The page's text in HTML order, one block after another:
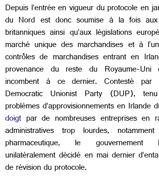
Depuis l’entrée en vigueur du protocole en
du Nord est donc soumise à la fois aux
britanniques ainsi qu’aux législations
marché unique des marchandises et à
contrôles de marchandises entrant en
provenance du reste du Royaume-
incombent à ce dernier. Contesté par
Democratic Unionist Party (DUP),
problèmes d’approvisionnements en Irlande
doigt par de nombreuses entreprises en
administratives trop lourdes,
pharmaceutique, le gouvernement
unilatéralement décidé en mai dernier
de révision du protocole.